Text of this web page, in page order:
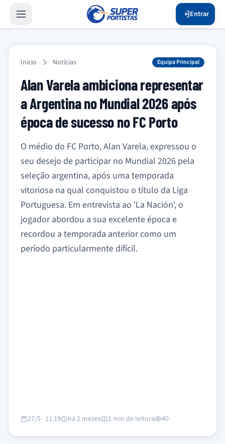
Entrar
Início Notícias Equipa Principal
Alan Varela ambiciona representar
a Argentina no Mundial 2026 após
época de sucesso no FC Porto
O médio do FC Porto, Alan Varela, expressou o
seu desejo de participar no Mundial 2026 pela
seleção argentina, após uma temporada
vitoriosa na qual conquistou o título da Liga
Portuguesa. Em entrevista ao 'La Nación', o
jogador abordou a sua excelente época e
recordou a temporada anterior como um
período particularmente difícil.
27/5 · 11:19 há 2 meses 1 min de leitura 40